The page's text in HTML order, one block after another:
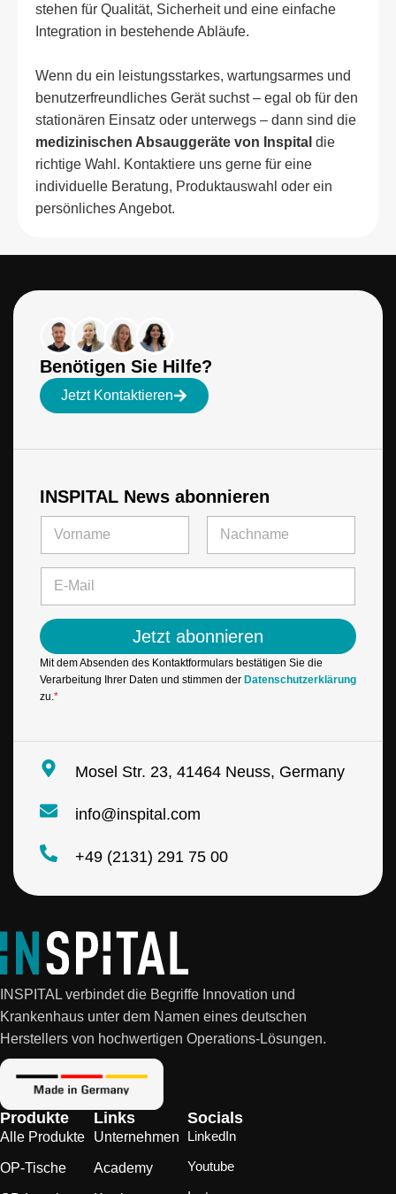
stehen für Qualität, Sicherheit und eine einfache
Integration in bestehende Abläufe.
Wenn du ein leistungsstarkes, wartungsarmes und
benutzerfreundliches Gerät suchst – egal ob für den
stationären Einsatz oder unterwegs – dann sind die
medizinischen Absauggeräte von Inspital die
richtige Wahl. Kontaktiere uns gerne für eine
individuelle Beratung, Produktauswahl oder ein
persönliches Angebot.
Benötigen Sie Hilfe?
Jetzt Kontaktieren
INSPITAL News abonnieren
m
e
*
M
a
i
l
*
Jetzt abonnieren
Mit dem Absenden des Kontaktformulars bestätigen Sie die
Verarbeitung Ihrer Daten und stimmen der Datenschutzerklärung
zu. *
Mosel Str. 23, 41464 Neuss, Germany
info@inspital.com
+49 (2131) 291 75 00
INSPITAL verbindet die Begriffe Innovation und
Krankenhaus unter dem Namen eines deutschen
Herstellers von hochwertigen Operations-Lösungen.
Produkte
Alle Produkte
OP-Tische
Links
Unternehmen
Academy
Socials
LinkedIn
Youtube